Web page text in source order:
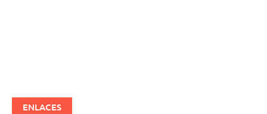
ENLACES